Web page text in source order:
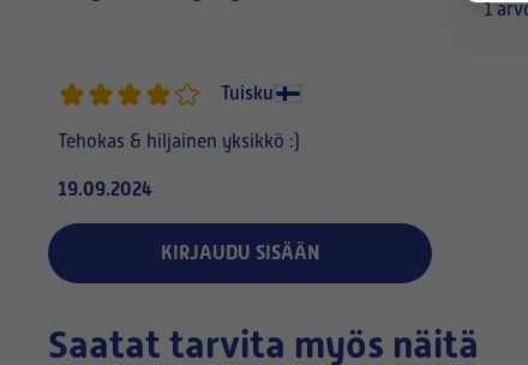
1
Tuisku
Tehokas & hiljainen yksikkö :)
19.09.2024
KIRJAUDU SISÄÄN
Saatat tarvita myös näitä